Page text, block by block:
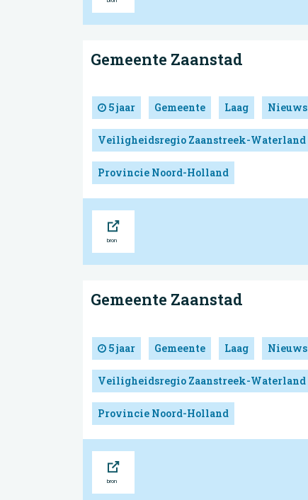
Gemeente Zaanstad
5 jaar Gemeente Laag Nieuws
Veiligheidsregio Zaanstreek-Waterland
Provincie Noord-Holland
Gemeente Zaanstad
5 jaar Gemeente Laag Nieuws
Veiligheidsregio Zaanstreek-Waterland
Provincie Noord-Holland